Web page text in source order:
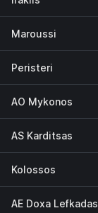
Maroussi
Peristeri
AO Mykonos
AS Karditsas
Kolossos
AE Doxa Lefkadas